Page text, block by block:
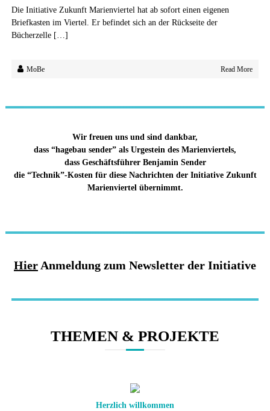
Die Initiative Zukunft Marienviertel hat ab sofort einen eigenen
Briefkasten im Viertel. Er befindet sich an der Rückseite der
Bücherzelle […]
MoBe Read More
Wir freuen uns und sind dankbar,
dass “hagebau sender” als Urgestein des Marienviertels,
dass Geschäftsführer Benjamin Sender
die “Technik”-Kosten für diese Nachrichten der Initiative Zukunft
Marienviertel übernimmt.
Hier Anmeldung zum Newsletter der Initiative
THEMEN & PROJEKTE
Herzlich willkommen